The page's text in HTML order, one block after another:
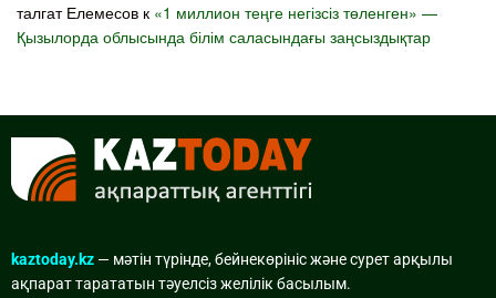
талгат Елемесов к «1 миллион теңге негізсіз төленген» —
Қызылорда облысында білім саласындағы заңсыздықтар
kaztoday.kz — мәтін түрінде, бейнекөрініс және сурет арқылы
ақпарат тарататын тәуелсіз желілік басылым.